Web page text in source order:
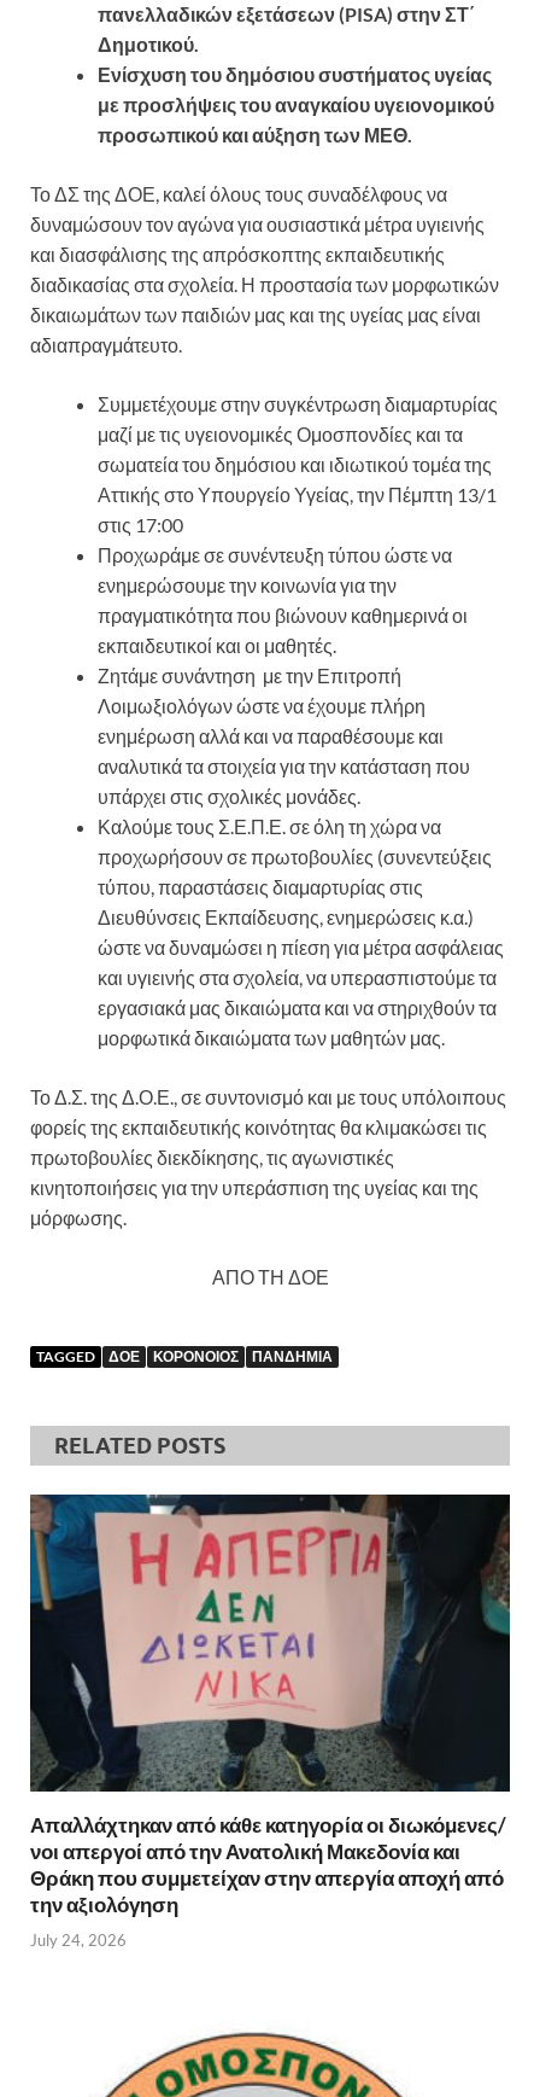
πανελλαδικών εξετάσεων (PISA) στην ΣΤ΄
Δημοτικού.
Ενίσχυση του δημόσιου συστήματος υγείας
με προσλήψεις του αναγκαίου υγειονομικού
προσωπικού και αύξηση των ΜΕΘ.
Το ΔΣ της ΔΟΕ, καλεί όλους τους συναδέλφους να
δυναμώσουν τον αγώνα για ουσιαστικά μέτρα υγιεινής
και διασφάλισης της απρόσκοπτης εκπαιδευτικής
διαδικασίας στα σχολεία. Η προστασία των μορφωτικών
δικαιωμάτων των παιδιών μας και της υγείας μας είναι
αδιαπραγμάτευτο.
Συμμετέχουμε στην συγκέντρωση διαμαρτυρίας
μαζί με τις υγειονομικές Ομοσπονδίες και τα
σωματεία του δημόσιου και ιδιωτικού τομέα της
Αττικής στο Υπουργείο Υγείας, την Πέμπτη 13/1
στις 17:00
Προχωράμε σε συνέντευξη τύπου ώστε να
ενημερώσουμε την κοινωνία για την
πραγματικότητα που βιώνουν καθημερινά οι
εκπαιδευτικοί και οι μαθητές.
Ζητάμε συνάντηση με την Επιτροπή
Λοιμωξιολόγων ώστε να έχουμε πλήρη
ενημέρωση αλλά και να παραθέσουμε και
αναλυτικά τα στοιχεία για την κατάσταση που
υπάρχει στις σχολικές μονάδες.
Καλούμε τους Σ.Ε.Π.Ε. σε όλη τη χώρα να
προχωρήσουν σε πρωτοβουλίες (συνεντεύξεις
τύπου, παραστάσεις διαμαρτυρίας στις
Διευθύνσεις Εκπαίδευσης, ενημερώσεις κ.α.)
ώστε να δυναμώσει η πίεση για μέτρα ασφάλειας
και υγιεινής στα σχολεία, να υπερασπιστούμε τα
εργασιακά μας δικαιώματα και να στηριχθούν τα
μορφωτικά δικαιώματα των μαθητών μας.
Το Δ.Σ. της Δ.Ο.Ε., σε συντονισμό και με τους υπόλοιπους
φορείς της εκπαιδευτικής κοινότητας θα κλιμακώσει τις
πρωτοβουλίες διεκδίκησης, τις αγωνιστικές
κινητοποιήσεις για την υπεράσπιση της υγείας και της
μόρφωσης.
ΑΠΟ ΤΗ ΔΟΕ
TAGGED ΔΟΕ ΚΟΡΟΝΟΙΟΣ ΠΑΝΔΗΜΙΑ
RELATED POSTS
Απαλλάχτηκαν από κάθε κατηγορία οι διωκόμενες/
νοι απεργοί από την Ανατολική Μακεδονία και
Θράκη που συμμετείχαν στην απεργία αποχή από
την αξιολόγηση
July 24, 2026